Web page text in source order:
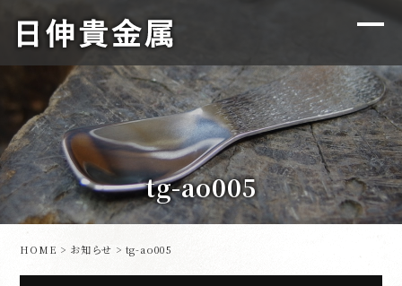
tg-ao005
HOME > お知らせ > tg-ao005